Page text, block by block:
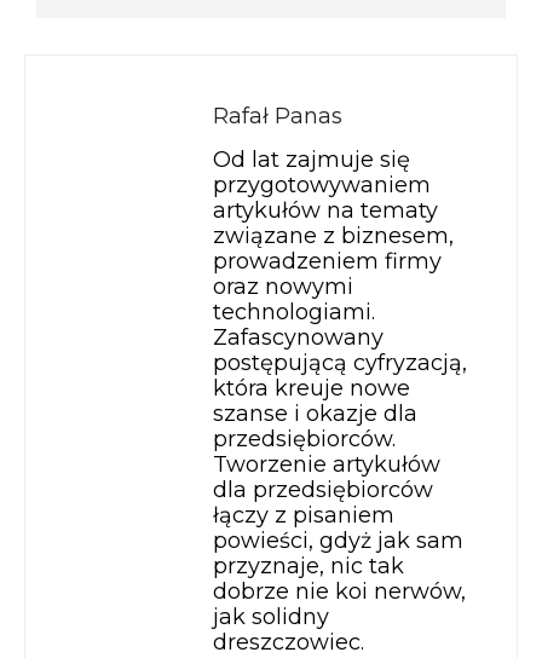
Rafał Panas
Od lat zajmuje się
przygotowywaniem
artykułów na tematy
związane z biznesem,
prowadzeniem firmy
oraz nowymi
technologiami.
Zafascynowany
postępującą cyfryzacją,
która kreuje nowe
szanse i okazje dla
przedsiębiorców.
Tworzenie artykułów
dla przedsiębiorców
łączy z pisaniem
powieści, gdyż jak sam
przyznaje, nic tak
dobrze nie koi nerwów,
jak solidny
dreszczowiec.